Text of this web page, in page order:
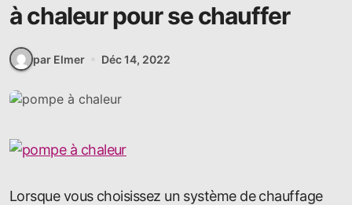
à chaleur pour se chauffer
par Elmer Déc 14, 2022
Lorsque vous choisissez un système de chauffage